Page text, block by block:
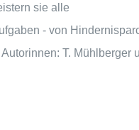
sie alle
- von
T. Mühlberger